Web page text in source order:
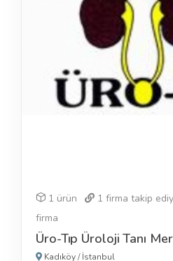
1 ürün 1 firma takip
firma
Üro-Tıp Üroloji Tanı
Kadıköy/İstanbul